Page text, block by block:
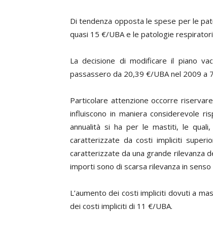
Di tendenza opposta le spese per le
quasi 15 €/UBA e le patologie
La decisione di modificare il piano
passassero da 20,39 €/UBA nel 2009 a
Particolare attenzione occorre
influiscono in maniera considerevole
annualità si ha per le mastiti, le
caratterizzate da costi impliciti
caratterizzate da una grande rilevanza
importi sono di scarsa rilevanza in senso
L’aumento dei costi impliciti dovuti a
dei costi impliciti di 11 €/UBA.